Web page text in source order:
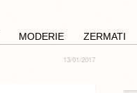
MODERIE ZERMATI
13/01/2017